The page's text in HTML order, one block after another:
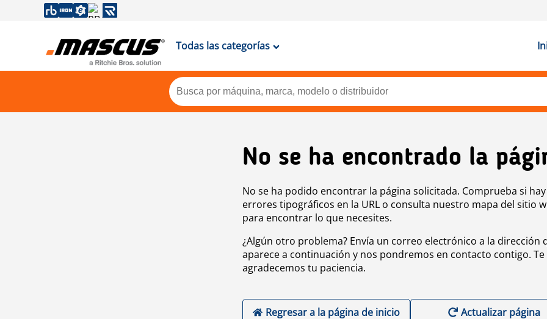
Todas las categorías
No se ha encontrado la
No se ha podido encontrar la página solicitada. Comprueba si hay
errores tipográficos en la URL o consulta nuestro mapa del sitio
para encontrar lo que necesites.
¿Algún otro problema? Envía un correo electrónico a la dirección
aparece a continuación y nos pondremos en contacto contigo. Te
agradecemos tu paciencia.
Regresar a la página de inicio Actualizar página